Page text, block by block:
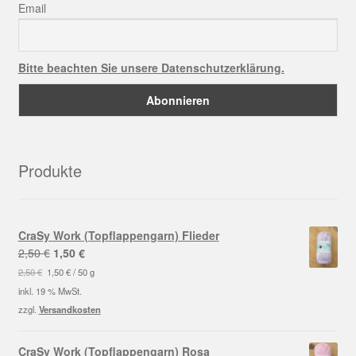
Email
Bitte beachten Sie unsere Datenschutzerklärung.
Produkte
CraSy Work (Topflappengarn) Flieder
2,50€ Ursprünglicher
Preis
war:
2,50 €
1,50 €Aktueller
Preis
1,50 €.
2,50€ 1,50€/50 g
inkl. 19 % MwSt.
zzgl. Versandkosten
CraSy Work (Topflappengarn) Rosa